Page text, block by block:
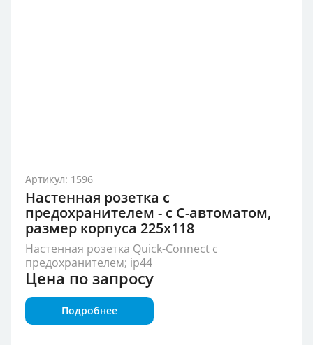
Артикул: 1596
Настенная розетка с
предохранителем - с С-автоматом,
размер корпуса 225x118
Настенная розетка Quick-Connect с
предохранителем; ip44
Цена по запросу
Подробнее